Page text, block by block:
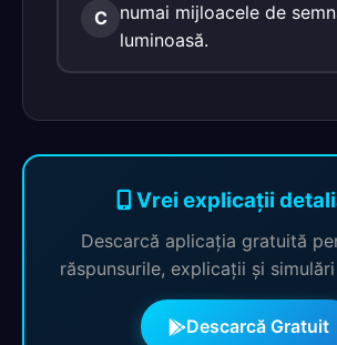
C
numai mijloacele de
luminoasă.
Vrei explicații
Descarcă aplicația gratuită
răspunsurile, explicații și
Descarcă Gratuit